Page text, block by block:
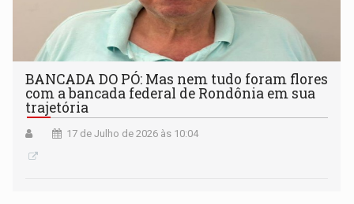
BANCADA DO PÓ: Mas nem tudo foram flores
com a bancada federal de Rondônia em sua
trajetória
17 de Julho de 2026 às 10:04